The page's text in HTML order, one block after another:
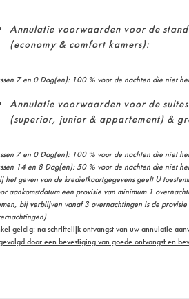
Annulatie voorwaarden voor de
(economy & comfort kamers):
7 en 0 Dag(en): 100 % voor de nachten die niet
Annulatie voorwaarden voor de
(superior, junior & appartement) &
7 en 0 Dag(en): 100 % voor de nachten die niet
14 en 8 Dag(en): 50 % voor de nachten die niet
het geven van de kredietkaartgegevens geeft U
aankomstdatum een provisie van minimum 1
bij verblijven vanaf 3 overnachtingen is de
geldig: na schriftelijk ontvangst van uw annulatie
door een bevestiging van goede ontvangst en